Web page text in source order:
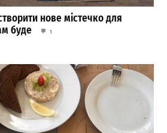
нове містечко для
буде
1